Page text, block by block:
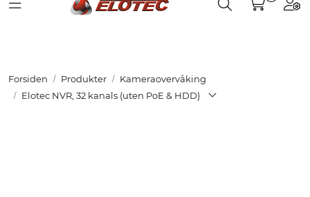
Skip to main content Partnerweb
Toggle navigation Toggle search
Forsiden Produkter
Kameraovervåking
Elotec NVR, 32 kanals (uten PoE & HDD)
Løsninger